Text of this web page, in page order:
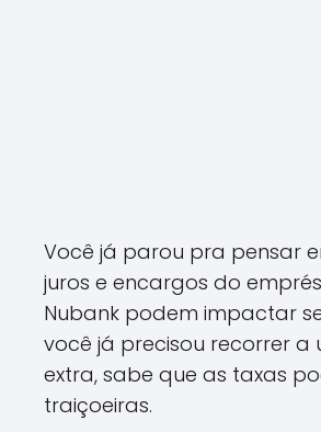
Você já parou pra pensar
juros e encargos do
Nubank podem impactar
você já precisou recorrer a
extra, sabe que as taxas
traiçoeiras.